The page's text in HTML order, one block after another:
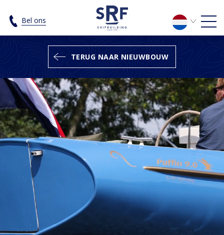
Puffin - SRF Shipbuilding
TERUG NAAR NIEUWBOUW
Bel ons